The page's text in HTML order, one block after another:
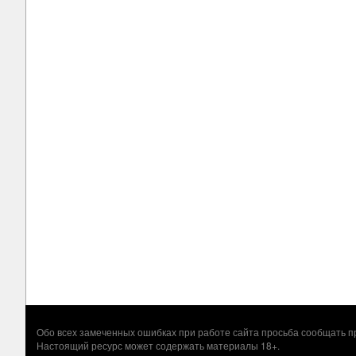
Обо всех замеченных ошибках при работе сайта просьба
Настоящий ресурс может содержать материалы 18+.